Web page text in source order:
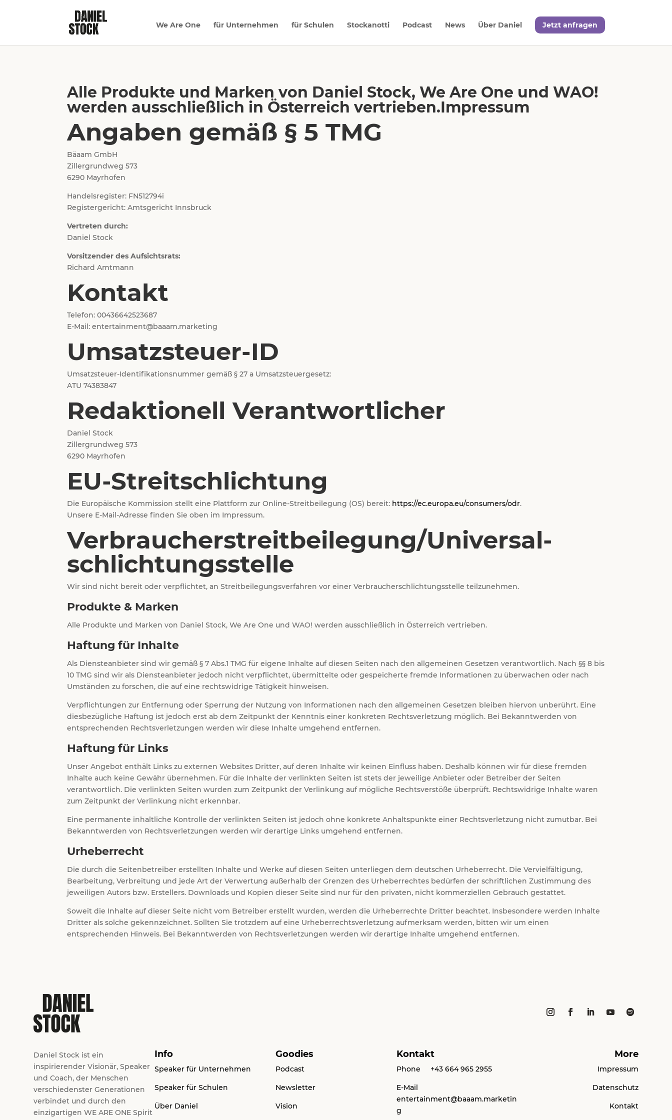
We Are One für Unternehmen für Schulen Stockanotti Podcast News Über Daniel Jetzt anfragen
Alle Produkte und Marken von Daniel Stock, We Are One und WAO!
werden ausschließlich in Österreich vertrieben.Impressum
Angaben gemäß § 5 TMG
Bäaam GmbH
Zillergrundweg 573
6290 Mayrhofen
Handelsregister: FN512794i
Registergericht: Amtsgericht Innsbruck
Vertreten durch:
Daniel Stock
Vorsitzender des Aufsichtsrats:
Richard Amtmann
Kontakt
Telefon: 00436642523687
E-Mail: entertainment@baaam.marketing
Umsatzsteuer-ID
Umsatzsteuer-Identifikationsnummer gemäß § 27 a Umsatzsteuergesetz:
ATU 74383847
Redaktionell Verantwortlicher
Daniel Stock
Zillergrundweg 573
6290 Mayrhofen
EU-Streitschlichtung
Die Europäische Kommission stellt eine Plattform zur Online-Streitbeilegung (OS) bereit: https://ec.europa.eu/consumers/odr.
Unsere E-Mail-Adresse finden Sie oben im Impressum.
Verbraucher­streit­beilegung/Universal­
schlichtungs­stelle
Wir sind nicht bereit oder verpflichtet, an Streitbeilegungsverfahren vor einer Verbraucherschlichtungsstelle teilzunehmen.
Produkte & Marken
Alle Produkte und Marken von Daniel Stock, We Are One und WAO! werden ausschließlich in Österreich vertrieben.
Haftung für Inhalte
Als Diensteanbieter sind wir gemäß § 7 Abs.1 TMG für eigene Inhalte auf diesen Seiten nach den allgemeinen Gesetzen verantwortlich. Nach §§ 8 bis
10 TMG sind wir als Diensteanbieter jedoch nicht verpflichtet, übermittelte oder gespeicherte fremde Informationen zu überwachen oder nach
Umständen zu forschen, die auf eine rechtswidrige Tätigkeit hinweisen.
Verpflichtungen zur Entfernung oder Sperrung der Nutzung von Informationen nach den allgemeinen Gesetzen bleiben hiervon unberührt. Eine
diesbezügliche Haftung ist jedoch erst ab dem Zeitpunkt der Kenntnis einer konkreten Rechtsverletzung möglich. Bei Bekanntwerden von
entsprechenden Rechtsverletzungen werden wir diese Inhalte umgehend entfernen.
Haftung für Links
Unser Angebot enthält Links zu externen Websites Dritter, auf deren Inhalte wir keinen Einfluss haben. Deshalb können wir für diese fremden
Inhalte auch keine Gewähr übernehmen. Für die Inhalte der verlinkten Seiten ist stets der jeweilige Anbieter oder Betreiber der Seiten
verantwortlich. Die verlinkten Seiten wurden zum Zeitpunkt der Verlinkung auf mögliche Rechtsverstöße überprüft. Rechtswidrige Inhalte waren
zum Zeitpunkt der Verlinkung nicht erkennbar.
Eine permanente inhaltliche Kontrolle der verlinkten Seiten ist jedoch ohne konkrete Anhaltspunkte einer Rechtsverletzung nicht zumutbar. Bei
Bekanntwerden von Rechtsverletzungen werden wir derartige Links umgehend entfernen.
Urheberrecht
Die durch die Seitenbetreiber erstellten Inhalte und Werke auf diesen Seiten unterliegen dem deutschen Urheberrecht. Die Vervielfältigung,
Bearbeitung, Verbreitung und jede Art der Verwertung außerhalb der Grenzen des Urheberrechtes bedürfen der schriftlichen Zustimmung des
jeweiligen Autors bzw. Erstellers. Downloads und Kopien dieser Seite sind nur für den privaten, nicht kommerziellen Gebrauch gestattet.
Soweit die Inhalte auf dieser Seite nicht vom Betreiber erstellt wurden, werden die Urheberrechte Dritter beachtet. Insbesondere werden Inhalte
Dritter als solche gekennzeichnet. Sollten Sie trotzdem auf eine Urheberrechtsverletzung aufmerksam werden, bitten wir um einen
entsprechenden Hinweis. Bei Bekanntwerden von Rechtsverletzungen werden wir derartige Inhalte umgehend entfernen.
Daniel Stock ist ein
inspirierender Visionär, Speaker
und Coach, der Menschen
verschiedenster Generationen
verbindet und durch den
einzigartigen WE ARE ONE Spirit
Info
Speaker für Unternehmen
Speaker für Schulen
Über Daniel
Goodies
Podcast
Newsletter
Vision
Kontakt
Phone +43 664 965 2955
E-Mail
entertainment@baaam.marketin
g
More
Impressum
Datenschutz
Kontakt